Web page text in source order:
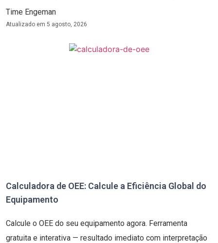
Time Engeman
Atualizado em 5 agosto, 2026
Calculadora de OEE: Calcule a Eficiência Global do
Equipamento
Calcule o OEE do seu equipamento agora. Ferramenta
gratuita e interativa — resultado imediato com interpretação